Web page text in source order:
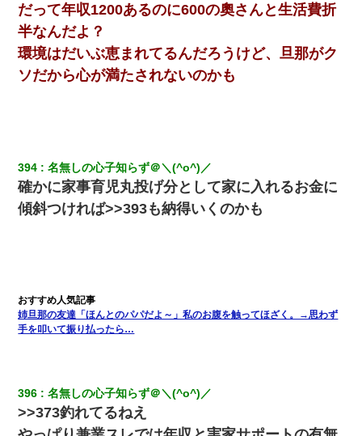
だって年収1200あるのに600の奧さんと生活費折
半なんだよ？
環境はだいぶ恵まれてるんだろうけど、旦那がク
ソだから心が満たされないのかも
394 名無しの心子知らず＠＼(^o^)／
確かに家事育児丸投げ分として家に入れるお金に
傾斜つければ>>393も納得いくのかも
姉旦那の友達「ほんとのパパだよ～」私のお腹を触ってほざく。→思わず
手を叩いて振り払ったら…
396 名無しの心子知らず＠＼(^o^)／
>>373釣れてるねえ